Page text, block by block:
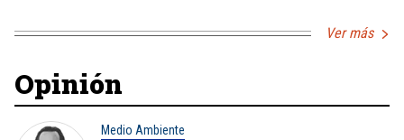
Ver más
Opinión
Medio Ambiente